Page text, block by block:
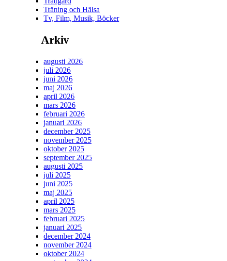
Träning och Hälsa
Tv, Film, Musik, Böcker
Arkiv
augusti 2026
juli 2026
juni 2026
maj 2026
april 2026
mars 2026
februari 2026
januari 2026
december 2025
november 2025
oktober 2025
september 2025
augusti 2025
juli 2025
juni 2025
maj 2025
april 2025
mars 2025
februari 2025
januari 2025
december 2024
november 2024
oktober 2024